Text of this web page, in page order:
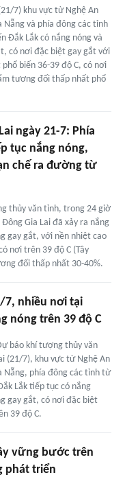
7) khu vực từ Nghệ An
và phía đông các tỉnh
Đắk Lắk có nắng nóng và
có nơi đặc biệt gay gắt với
biến 36-39 độ C, có nơi
tương đối thấp nhất phổ
ngày 21-7: Phía
tục nắng nóng,
chế ra đường từ
thủy văn tỉnh, trong 24 giờ
Gia Lai đã xảy ra nắng
gay gắt, với nền nhiệt cao
nơi trên 39 độ C (Tây
đối thấp nhất 30-40%.
7, nhiều nơi tại
nóng trên 39 độ C
báo khí tượng thủy văn
(21/7), khu vực từ Nghệ An
Nẵng, phía đông các tỉnh từ
Lắk tiếp tục có nắng
gay gắt, có nơi đặc biệt
39 độ C.
vững bước trên
phát triển